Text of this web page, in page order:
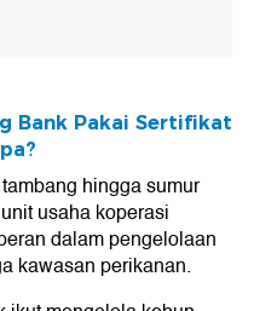
Bank Pakai Sertifikat
hingga sumur
usaha koperasi
dalam pengelolaan
kawasan perikanan.